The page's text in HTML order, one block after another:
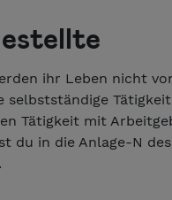
ihr Leben nicht
selbstständige
Tätigkeit mit
du in die Anlage-N